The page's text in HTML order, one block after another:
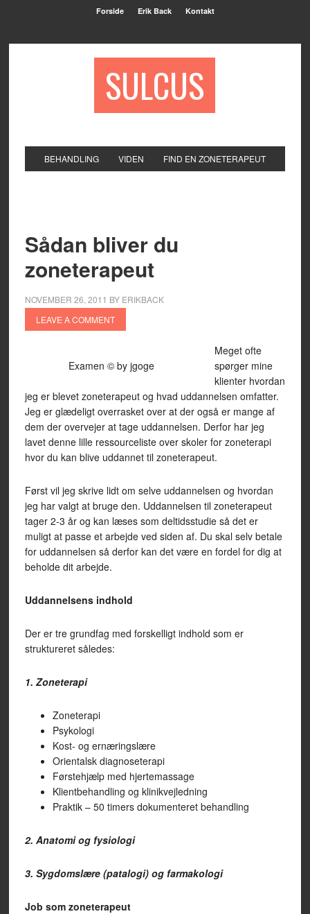
Forside Erik Back Kontakt
SULCUS
BEHANDLING VIDEN FIND EN ZONETERAPEUT
Sådan bliver du
zoneterapeut
NOVEMBER 26, 2011 BY ERIKBACK
LEAVE A COMMENT
Examen © by jgoge
Meget ofte
spørger mine
klienter hvordan
jeg er blevet zoneterapeut og hvad uddannelsen omfatter.
Jeg er glædeligt overrasket over at der også er mange af
dem der overvejer at tage uddannelsen. Derfor har jeg
lavet denne lille ressourceliste over skoler for zoneterapi
hvor du kan blive uddannet til zoneterapeut.
Først vil jeg skrive lidt om selve uddannelsen og hvordan
jeg har valgt at bruge den. Uddannelsen til zoneterapeut
tager 2-3 år og kan læses som deltidsstudie så det er
muligt at passe et arbejde ved siden af. Du skal selv betale
for uddannelsen så derfor kan det være en fordel for dig at
beholde dit arbejde.
Uddannelsens indhold
Der er tre grundfag med forskelligt indhold som er
struktureret således:
1. Zoneterapi
Zoneterapi
Psykologi
Kost- og ernæringslære
Orientalsk diagnoseterapi
Førstehjælp med hjertemassage
Klientbehandling og klinikvejledning
Praktik – 50 timers dokumenteret behandling
2. Anatomi og fysiologi
3. Sygdomslære (patalogi) og farmakologi
Job som zoneterapeut